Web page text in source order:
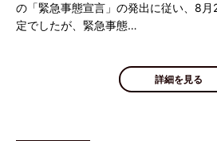
の「緊急事態宣言」の発出に従い、8
定でしたが、緊急事態…
詳細を見る